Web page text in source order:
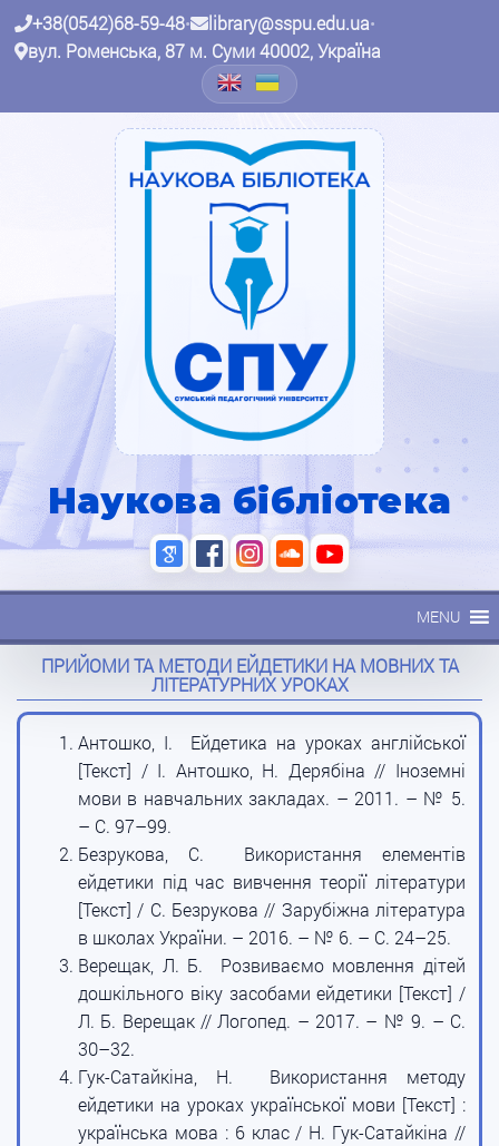
+38(0542)68-59-48• library@sspu.edu.ua•
вул. Роменська, 87 м. Суми 40002, Україна
Наукова бібліотека
MENU
ПРИЙОМИ ТА МЕТОДИ ЕЙДЕТИКИ НА МОВНИХ ТА
ЛІТЕРАТУРНИХ УРОКАХ
Антошко, І. Ейдетика на уроках англійської
[Текст] / І. Антошко, Н. Дерябіна // Іноземні
мови в навчальних закладах. – 2011. – № 5.
– С. 97–99.
Безрукова, С. Використання елементів
ейдетики під час вивчення теорії літератури
[Текст] / С. Безрукова // Зарубіжна література
в школах України. – 2016. – № 6. – С. 24–25.
Верещак, Л. Б. Розвиваємо мовлення дітей
дошкільного віку засобами ейдетики [Текст] /
Л. Б. Верещак // Логопед. – 2017. – № 9. – С.
30–32.
Гук-Сатайкіна, Н. Використання методу
ейдетики на уроках української мови [Текст] :
українська мова : 6 клас / Н. Гук-Сатайкіна //